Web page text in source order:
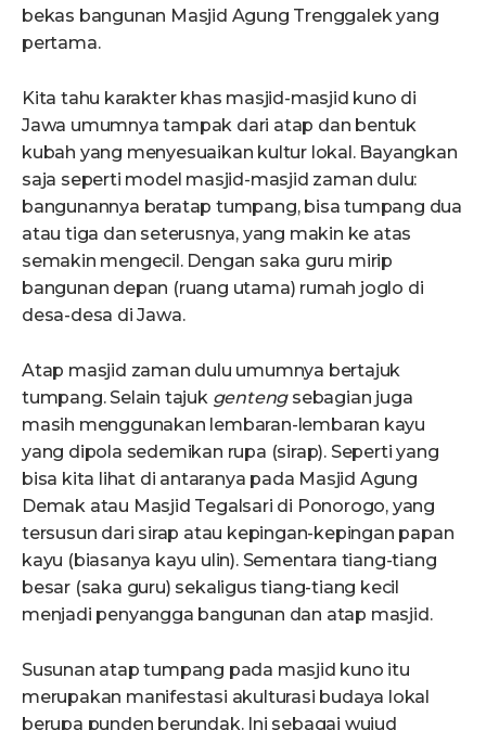
bekas bangunan Masjid Agung Trenggalek yang
pertama.
Kita tahu karakter khas masjid-masjid kuno di
Jawa umumnya tampak dari atap dan bentuk
kubah yang menyesuaikan kultur lokal. Bayangkan
saja seperti model masjid-masjid zaman dulu:
bangunannya beratap tumpang, bisa tumpang dua
atau tiga dan seterusnya, yang makin ke atas
semakin mengecil. Dengan saka guru mirip
bangunan depan (ruang utama) rumah joglo di
desa-desa di Jawa.
Atap masjid zaman dulu umumnya bertajuk
tumpang. Selain tajuk gentengsebagian juga
masih menggunakan lembaran-lembaran kayu
yang dipola sedemikan rupa (sirap). Seperti yang
bisa kita lihat di antaranya pada Masjid Agung
Demak atau Masjid Tegalsari di Ponorogo, yang
tersusun dari sirap atau kepingan-kepingan papan
kayu (biasanya kayu ulin). Sementara tiang-tiang
besar (saka guru) sekaligus tiang-tiang kecil
menjadi penyangga bangunan dan atap masjid.
Susunan atap tumpang pada masjid kuno itu
merupakan manifestasi akulturasi budaya lokal
berupa punden berundak. Ini sebagai wujud